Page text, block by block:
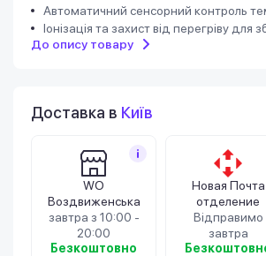
Автоматичний сенсорний контроль
Іонізація та захист від перегріву
До опису товару
Доставка в Київ
WO
Воздвиженська
завтра з 10:00 -
20:00
Безкоштовно
Новая Почта
отделение
Відправимо
завтра